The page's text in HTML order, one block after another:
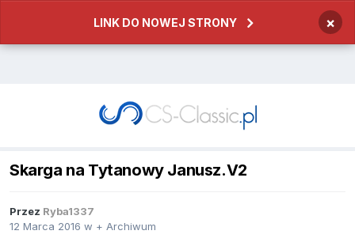
LINK DO NOWEJ STRONY ×
Skarga na Tytanowy Janusz.V2
Przez Ryba1337
12 Marca 2016 w + Archiwum